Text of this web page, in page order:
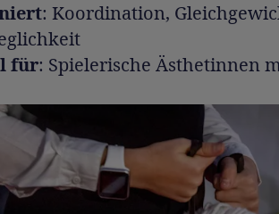
: Koordination,
für: Spielerische Ästhetinnen